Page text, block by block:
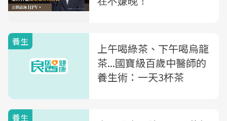
養生
上午喝綠茶、下午喝烏龍
茶...國寶級百歲中醫師的
養生術：一天3杯茶
養生